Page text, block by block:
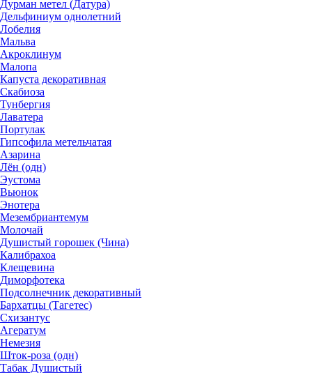
Дурман метел (Датура)
Дельфиниум однолетний
Лобелия
Мальва
Акроклинум
Малопа
Капуста декоративная
Скабиоза
Тунбергия
Лаватера
Портулак
Гипсофила метельчатая
Азарина
Лён (одн)
Эустома
Вьюнок
Энотера
Мезембриантемум
Молочай
Душистый горошек (Чина)
Калибрахоа
Клещевина
Диморфотека
Подсолнечник декоративный
Бархатцы (Тагетес)
Схизантус
Агератум
Немезия
Шток-роза (одн)
Табак Душистый